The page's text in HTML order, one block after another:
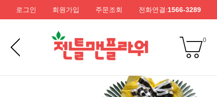
로그인 회원가입 주문조회 전화연결:1566-3289
0